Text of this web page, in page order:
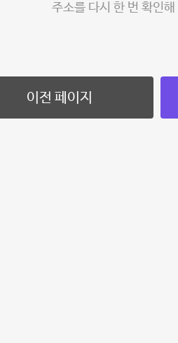
주소를 다시 한 번 확인
이전 페이지